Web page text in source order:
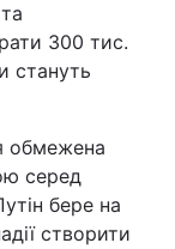
300 тис.
стануть
обмежена
серед
бере на
створити